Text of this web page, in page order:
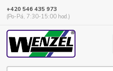
+420 546 435 973
(Po-Pá, 7:30-15:00 hod.)